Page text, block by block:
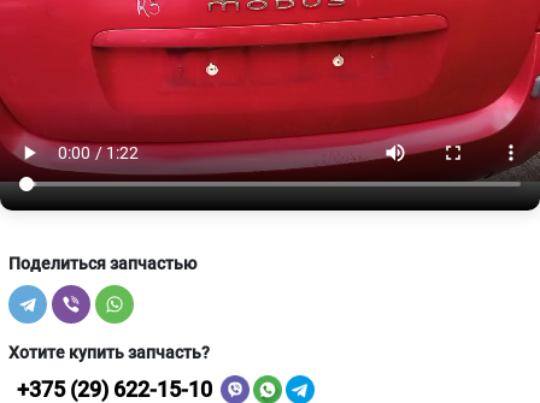
Поделиться запчастью
Хотите купить запчасть?
+375 (29) 622-15-10